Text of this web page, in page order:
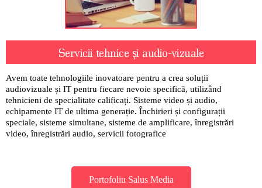
Servicii tehnice și audio-vizuale
Avem toate tehnologiile inovatoare pentru a crea soluții
audiovizuale și IT pentru fiecare nevoie specifică, utilizând
tehnicieni de specialitate calificați. Sisteme video și audio,
echipamente IT de ultima generație. Închirieri și configurații
speciale, sisteme simultane, sisteme de amplificare, înregistrări
video, înregistrări audio, servicii fotografice
Portofoliu Salus Media